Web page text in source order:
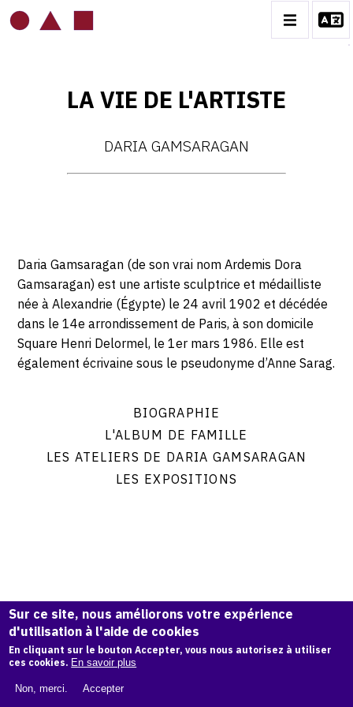
DARIA GAMSARAGAN
LA VIE DE L’ARTISTE
L'ALBUM DE FAMILLE
LES ATELIERS DE DARIA GAMSARAGAN
LES EXPOSITIONS
CATALOGUE DES OEUVRES
LES PORTRAITS
LES STATUES DES ANNÉES 1940
LES STATUES DES ANNÉES 1950
LES STATUES DES ANNÉES 1960
LES STATUES DES ANNÉES 1970 ET 1980
CALQUES)
LES ÉCRITS
DOCUMENTS PERSONNELS
LA VIE DE L'ARTISTE
DARIA GAMSARAGAN
Daria Gamsaragan (de son vrai nom Ardemis Dora
Gamsaragan) est une artiste sculptrice et médailliste
née à Alexandrie (Égypte) le 24 avril 1902 et décédée
dans le 14e arrondissement de Paris, à son domicile
Square Henri Delormel, le 1er mars 1986. Elle est
également écrivaine sous le pseudonyme d’Anne Sarag.
BIOGRAPHIE
L'ALBUM DE FAMILLE
LES ATELIERS DE DARIA GAMSARAGAN
LES EXPOSITIONS
Sur ce site, nous améliorons votre expérience
d'utilisation à l'aide de cookies
En cliquant sur le bouton Accepter, vous nous autorisez à utiliser
ces cookies. En savoir plus
Non, merci. Accepter